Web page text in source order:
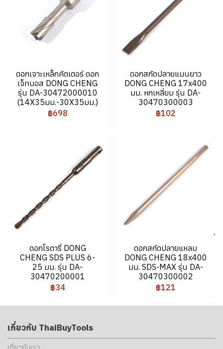
ดอกเจาะเหล็กคัตเตอร์ ดอก
เจ็ทบอส DONG CHENG
รุ่น DA-30472000010
(14X35มม.-30X35มม.)
฿698
ดอกสกัดปลายแบนยาว
DONG CHENG 17x400
มม. หกเหลี่ยม รุ่น DA-
30470300003
฿102
ดอกโรตารี่ DONG
CHENG SDS PLUS 6-
25 มม. รุ่น DA-
30470200001
฿34
ดอกสกัดปลายแหลม
DONG CHENG 18x400
มม. SDS-MAX รุ่น DA-
30470300002
฿121
เกี่ยวกับ ThaiBuyTools